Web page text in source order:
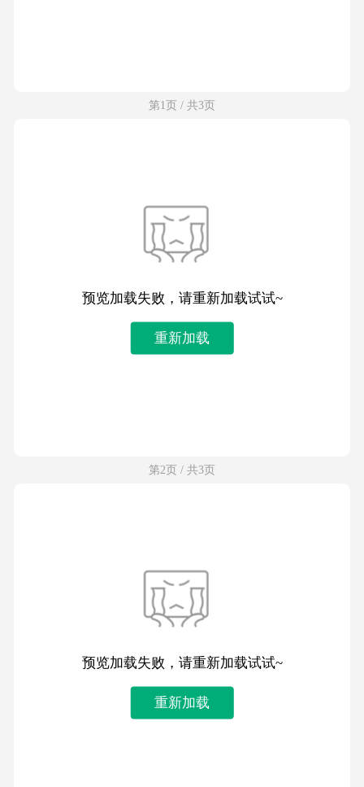
第1页 / 共3页
预览加载失败，请重新加载试试~
重新加载
第2页 / 共3页
预览加载失败，请重新加载试试~
重新加载